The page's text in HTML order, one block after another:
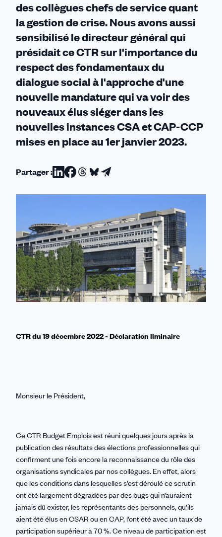
des collègues chefs de service quant
la gestion de crise. Nous avons aussi
sensibilisé le directeur général qui
présidait ce CTR sur l'importance du
respect des fondamentaux du
dialogue social à l'approche d'une
nouvelle mandature qui va voir des
nouveaux élus siéger dans les
nouvelles instances CSA et CAP-CCP
mises en place au 1er janvier 2023.
Partager :Partager
sur
Partager
sur
Partager
sur
Partager
sur
Partager
par
CTR du 19 décembre 2022 - Déclaration liminaire
Monsieur le Président,
Ce CTR Budget Emplois est réuni quelques jours après la
publication des résultats des élections professionnelles qui
confirment une fois encore la reconnaissance du rôle des
organisations syndicales par nos collègues. En effet, alors
que les conditions dans lesquelles s’est déroulé ce scrutin
ont été largement dégradées par des bugs qui n’auraient
jamais dû exister, les représentants des personnels, qu’ils
aient été élus en CSAR ou en CAP, l’ont été avec un taux de
participation supérieur à 70 %. Ce niveau de participation est